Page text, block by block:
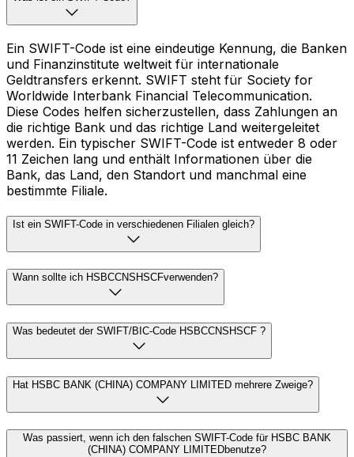
Ein SWIFT-Code ist eine eindeutige Kennung, die Banken
und Finanzinstitute weltweit für internationale
Geldtransfers erkennt. SWIFT steht für Society for
Worldwide Interbank Financial Telecommunication.
Diese Codes helfen sicherzustellen, dass Zahlungen an
die richtige Bank und das richtige Land weitergeleitet
werden. Ein typischer SWIFT-Code ist entweder 8 oder
11 Zeichen lang und enthält Informationen über die
Bank, das Land, den Standort und manchmal eine
bestimmte Filiale.
Ist ein SWIFT-Code in verschiedenen Filialen gleich?
Wann sollte ich HSBCCNSHSCFverwenden?
Was bedeutet der SWIFT/BIC-Code HSBCCNSHSCF ?
Hat HSBC BANK (CHINA) COMPANY LIMITED mehrere Zweige?
Was passiert, wenn ich den falschen SWIFT-Code für HSBC BANK
(CHINA) COMPANY LIMITEDbenutze?